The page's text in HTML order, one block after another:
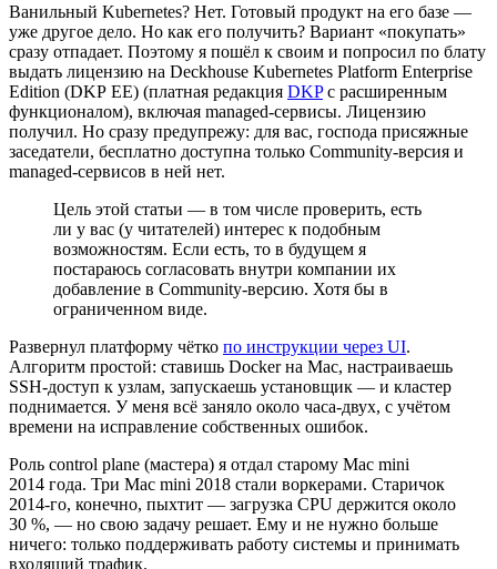
Ванильный Kubernetes? Нет. Готовый продукт на его базе —
уже другое дело. Но как его получить? Вариант «покупать»
сразу отпадает. Поэтому я пошёл к своим и попросил по блату
выдать лицензию на Deckhouse Kubernetes Platform Enterprise
Edition (DKP EE) (платная редакция DKPс расширенным
функционалом), включая managed-сервисы. Лицензию
получил. Но сразу предупрежу: для вас, господа присяжные
заседатели, бесплатно доступна только Community-версия и
managed-сервисов в ней нет.
Цель этой статьи — в том числе проверить, есть
ли у вас (у читателей) интерес к подобным
возможностям. Если есть, то в будущем я
постараюсь согласовать внутри компании их
добавление в Community-версию. Хотя бы в
ограниченном виде.
Развернул платформу чётко по инструкции через UI.
Алгоритм простой: ставишь Docker на Mac, настраиваешь
SSH-доступ к узлам, запускаешь установщик — и кластер
поднимается. У меня всё заняло около часа-двух, с учётом
времени на исправление собственных ошибок.
Роль control plane (мастера) я отдал старому Mac mini
2014 года. Три Mac mini 2018 стали воркерами. Старичок
2014-го, конечно, пыхтит — загрузка CPU держится около
30 %, — но свою задачу решает. Ему и не нужно больше
ничего: только поддерживать работу системы и принимать
входящий трафик.